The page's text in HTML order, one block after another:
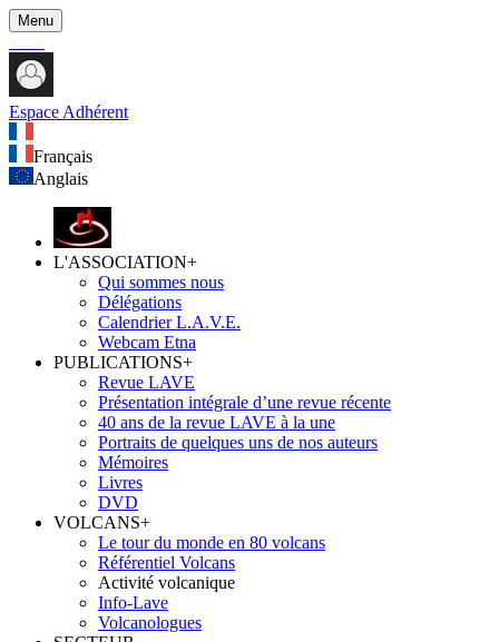
Menu
Espace Adhérent
Français
Anglais
L'ASSOCIATION+
Qui sommes nous
Délégations
Calendrier L.A.V.E.
Webcam Etna
PUBLICATIONS+
Revue LAVE
Présentation intégrale d’une revue récente
40 ans de la revue LAVE à la une
Portraits de quelques uns de nos auteurs
Mémoires
Livres
DVD
VOLCANS+
Le tour du monde en 80 volcans
Référentiel Volcans
Activité volcanique
Info-Lave
Volcanologues